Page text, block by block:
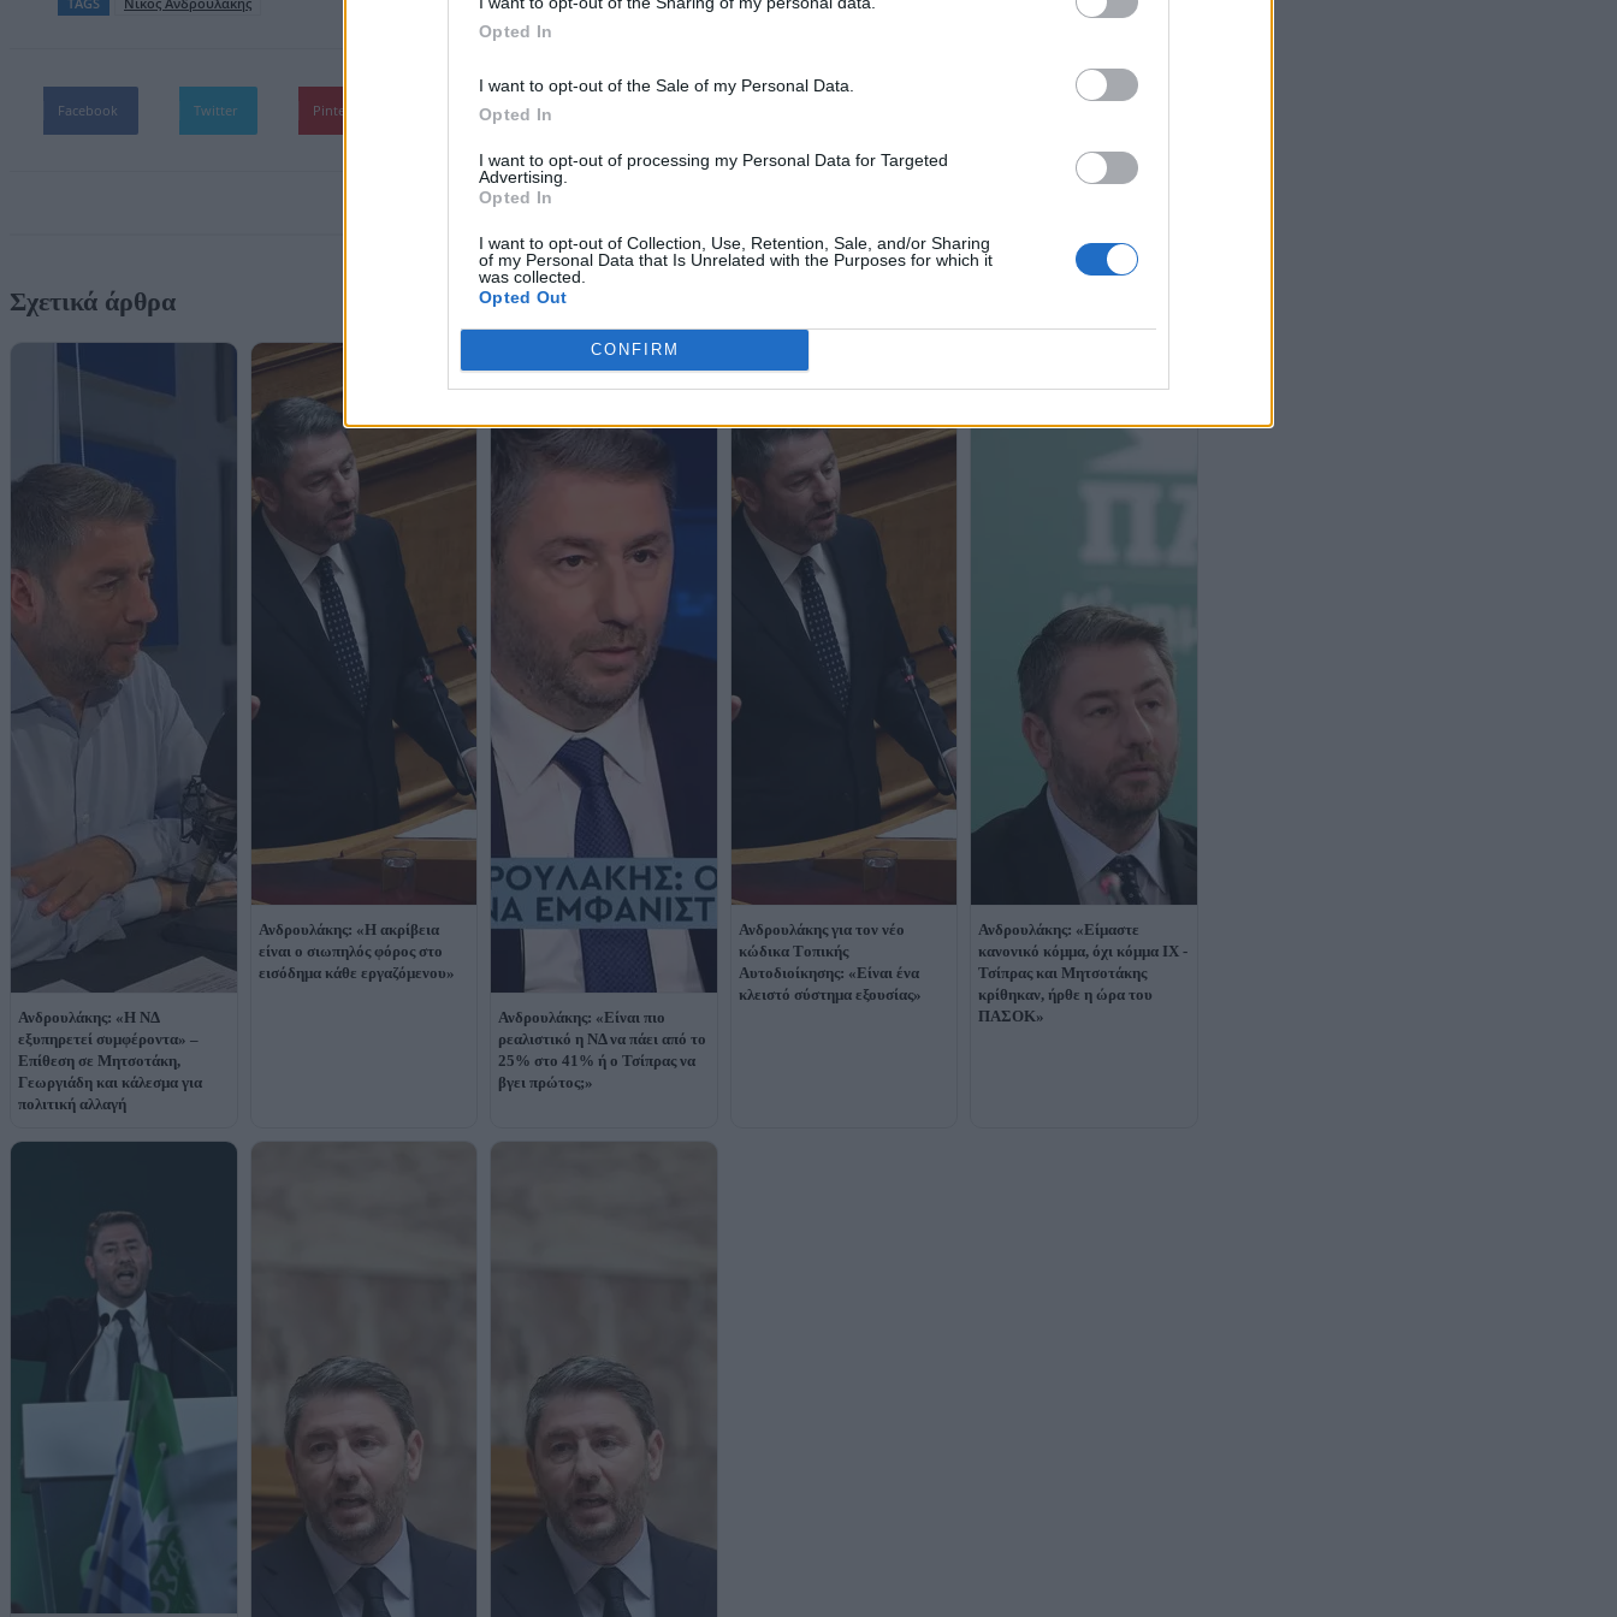
Opted In
I want to opt-out of the Sale of my Personal Data.
Opted In
I want to opt-out of processing my Personal Data for Targeted
Advertising.
Opted In
I want to opt-out of Collection, Use, Retention, Sale, and/or Sharing
of my Personal Data that Is Unrelated with the Purposes for which it
was collected.
Opted Out
CONFIRM
Facebook Twitter Pinterest WhatsApp
Σχετικά άρθρα
Ανδρουλάκης: «Η ΝΔ
εξυπηρετεί συμφέροντα» –
Επίθεση σε Μητσοτάκη,
Γεωργιάδη και κάλεσμα για
πολιτική αλλαγή
Ανδρουλάκης: «Η ακρίβεια
είναι ο σιωπηλός φόρος στο
εισόδημα κάθε εργαζόμενου»
Ανδρουλάκης: «Είναι πιο
ρεαλιστικό η ΝΔ να πάει από το
25% στο 41% ή ο Τσίπρας να
βγει πρώτος;»
Ανδρουλάκης για τον νέο
κώδικα Tοπικής
Aυτοδιοίκησης: «Είναι ένα
κλειστό σύστημα εξουσίας»
Ανδρουλάκης: «Είμαστε
κανονικό κόμμα, όχι κόμμα ΙΧ -
Τσίπρας και Μητσοτάκης
κρίθηκαν, ήρθε η ώρα του
ΠΑΣΟΚ»